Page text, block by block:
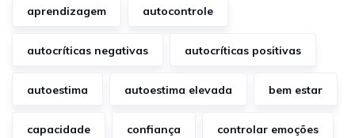
aprendizagem autocontrole
autocríticas negativas autocríticas positivas
autoestima autoestima elevada bem estar
capacidade confiança controlar emoções